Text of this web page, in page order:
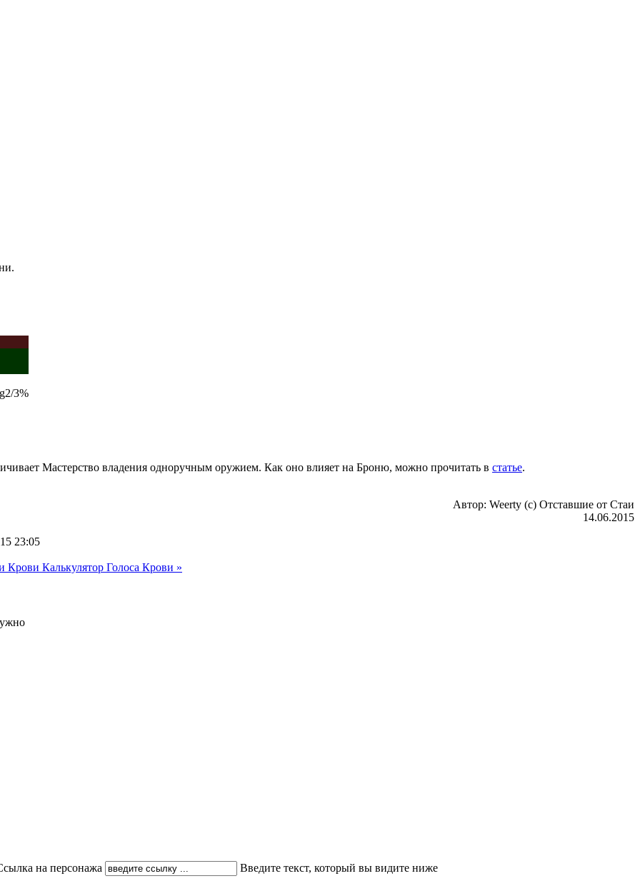
3%
Мастерство владения одноручным оружием. Как оно влияет на Броню, можно прочитать в статье.
Автор: Weerty (c) Отставшие от Стаи
14.06.2015
23:05
Крови Калькулятор Голоса Крови »
на персонажа Введите текст, который вы видите ниже